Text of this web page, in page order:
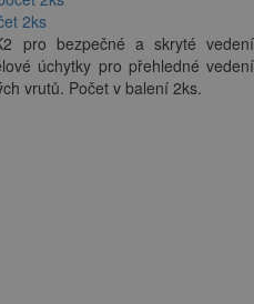
2ks
pro bezpečné a skryté vedení
úchytky pro přehledné vedení
vrutů. Počet v balení 2ks.